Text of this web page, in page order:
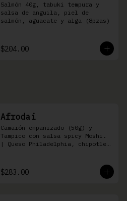
Salmón 40g, tabuki tempura y
salsa de anguila, piel de
salmón, aguacate y alga (8pzas)
$204.00
Afrodai
Camarón empanizado (50g) y
Tampico con salsa spicy Moshi.
| Queso Philadelphia, chipotle,
$283.00